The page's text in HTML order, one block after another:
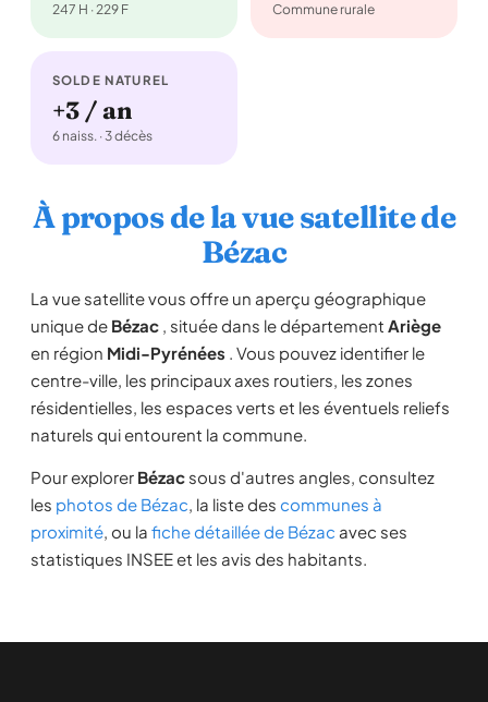
247 H · 229 F Commune rurale
SOLDE NATUREL
+3 / an
6 naiss. · 3 décès
À propos de la vue satellite de
Bézac
La vue satellite vous offre un aperçu géographique
unique de Bézac , située dans le département Ariège
en région Midi-Pyrénées . Vous pouvez identifier le
centre-ville, les principaux axes routiers, les zones
résidentielles, les espaces verts et les éventuels reliefs
naturels qui entourent la commune.
Pour explorer Bézac sous d'autres angles, consultez
les photos de Bézac, la liste des communes à
proximité, ou la fiche détaillée de Bézac avec ses
statistiques INSEE et les avis des habitants.